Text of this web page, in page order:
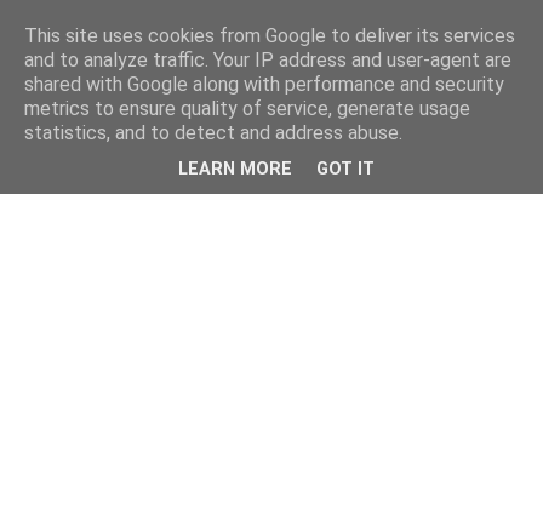
This site uses cookies from Google to deliver its services
and to analyze traffic. Your IP address and user-agent are
shared with Google along with performance and security
metrics to ensure quality of service, generate usage
statistics, and to detect and address abuse.
LEARN MORE GOT IT